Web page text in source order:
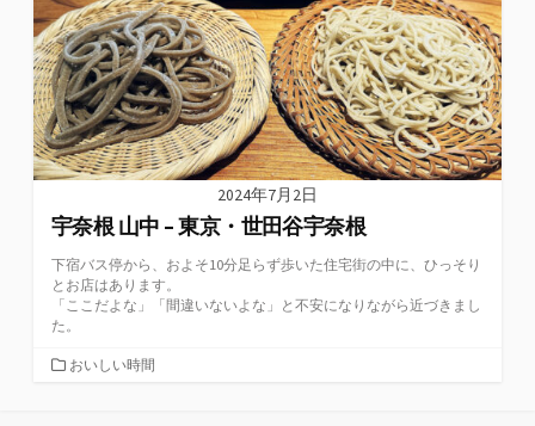
2024年7月2日
宇奈根 山中 – 東京・世田谷宇奈根
下宿バス停から、およそ10分足らず歩いた住宅街の中に、ひっそり
とお店はあります。
「ここだよな」「間違いないよな」と不安になりながら近づきまし
た。
カおいしい時間